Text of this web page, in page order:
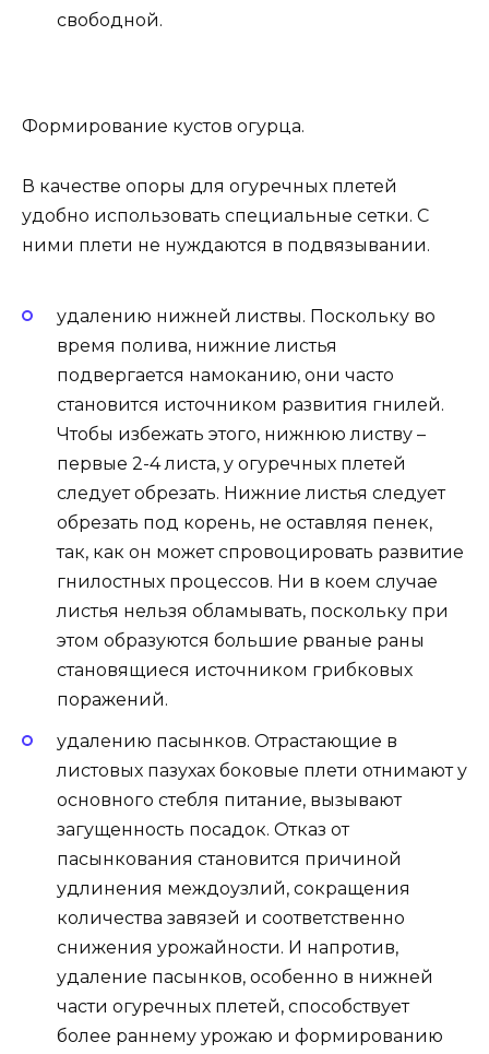
свободной.
Формирование кустов огурца.
В качестве опоры для огуречных плетей
удобно использовать специальные сетки. С
ними плети не нуждаются в подвязывании.
удалению нижней листвы. Поскольку во
время полива, нижние листья
подвергается намоканию, они часто
становится источником развития гнилей.
Чтобы избежать этого, нижнюю листву –
первые 2-4 листа, у огуречных плетей
следует обрезать. Нижние листья следует
обрезать под корень, не оставляя пенек,
так, как он может спровоцировать развитие
гнилостных процессов. Ни в коем случае
листья нельзя обламывать, поскольку при
этом образуются большие рваные раны
становящиеся источником грибковых
поражений.
удалению пасынков. Отрастающие в
листовых пазухах боковые плети отнимают у
основного стебля питание, вызывают
загущенность посадок. Отказ от
пасынкования становится причиной
удлинения междоузлий, сокращения
количества завязей и соответственно
снижения урожайности. И напротив,
удаление пасынков, особенно в нижней
части огуречных плетей, способствует
более раннему урожаю и формированию